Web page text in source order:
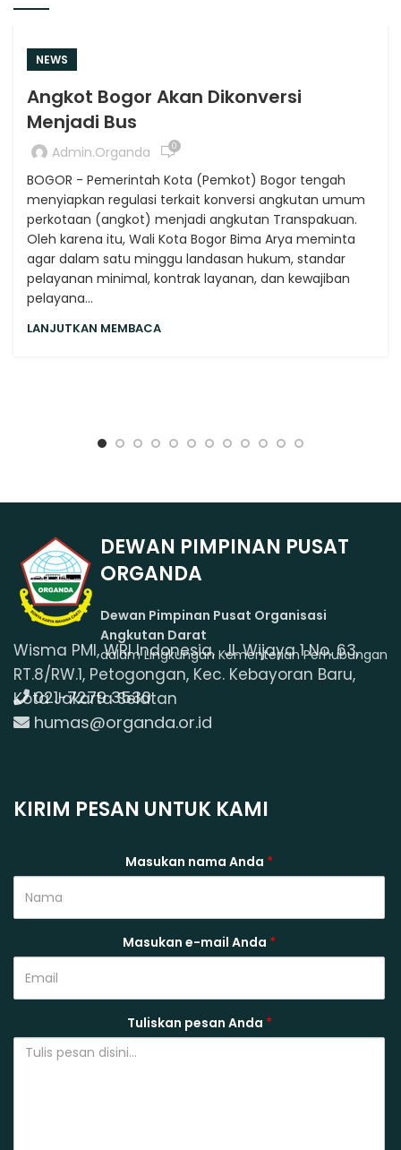
NEWS
Angkot Bogor Akan Dikonversi
Menjadi Bus
Admin.organda 0
BOGOR - Pemerintah Kota (Pemkot) Bogor tengah
menyiapkan regulasi terkait konversi angkutan umum
perkotaan (angkot) menjadi angkutan Transpakuan.
Oleh karena itu, Wali Kota Bogor Bima Arya meminta
agar dalam satu minggu landasan hukum, standar
pelayanan minimal, kontrak layanan, dan kewajiban
pelayana...
LANJUTKAN MEMBACA
DEWAN PIMPINAN PUSAT
ORGANDA
Dewan Pimpinan Pusat Organisasi
Angkutan Darat
dalam Lingkungan Kementerian Perhubungan
Wisma PMI, WRI Indonesia, Jl. Wijaya 1 No. 63,
RT.8/RW.1, Petogongan, Kec. Kebayoran Baru,
Kota Jakarta Selatan
021-7279 3530
humas@organda.or.id
KIRIM PESAN UNTUK KAMI
Masukan nama Anda *
Masukan e-mail Anda *
Tuliskan pesan Anda *